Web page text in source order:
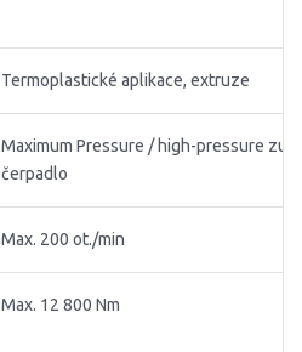
Termoplastické aplikace, extruze
Maximum Pressure / high-pressure
čerpadlo
Max. 200 ot./min
Max. 12 800 Nm